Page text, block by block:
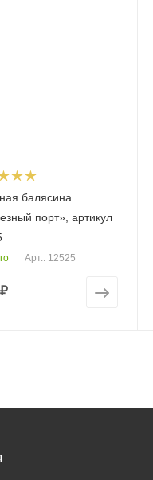
балясина
порт», артикул
Арт.: 12525